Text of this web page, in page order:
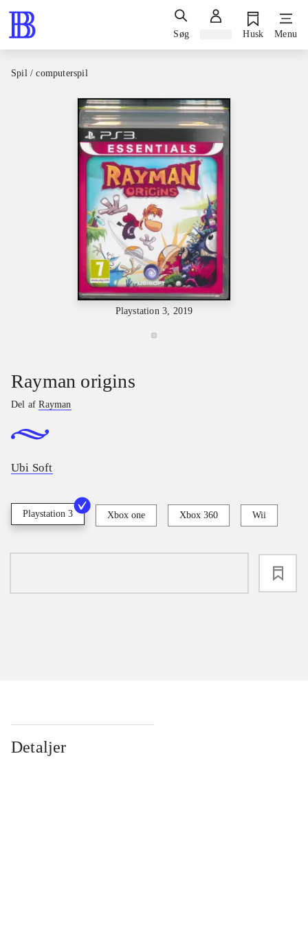
Søg Husk Menu
Spil / computerspil
Playstation 3, 2019
Rayman origins
Del afRayman
Ubi Soft
Playstation 3 Xbox one Xbox 360 Wii
Detaljer